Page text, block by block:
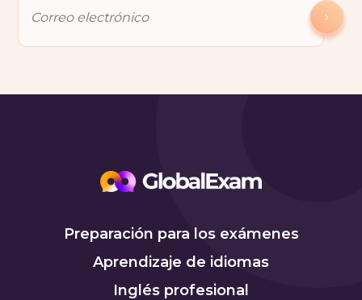
Preparación para los exámenes
Aprendizaje de idiomas
Inglés profesional